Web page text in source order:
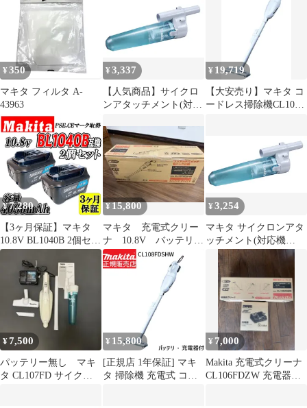
¥ 350
マキタ フィルタ A-
43963
¥3,337
【人気商品】サイクロ
ンアタッチメント(対応
種:CL108/107/106/105/1
10/14x/18x) A-67169 マ
キタ
¥ 19,719
【大安売り】マキタ コ
ードレス掃除機CL108
デル 10.8Vバッテリ充
電器付 CL108FDSHW
¥7,280
【3ヶ月保証】マキタ
10.8V BL1040B 2個セッ
ト 4.0Ah 互換 バッテリ
ー makita 残量表示付き
PSEマーク取得商品 【2
個セット】
¥15,800
マキタ 充電式クリー
ナ 10.8V バッテリ、
充電器付
CL107FDSHW
¥3,254
マキタ サイクロンアタ
ッチメント(対応機
種:CL108／107／106／
105／110／14x／18x)
A-67169 1
¥7,500
パッテリー無し マキ
タ CL107FD サイクル
¥ 15,800
[正規店 1年保証] マキ
タ 掃除機 充電式 コー
¥ 7,000
Makita 充電式クリーナ
CL106FDZW 充電器